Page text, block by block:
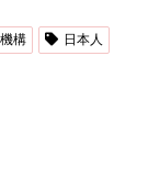
構
日本人